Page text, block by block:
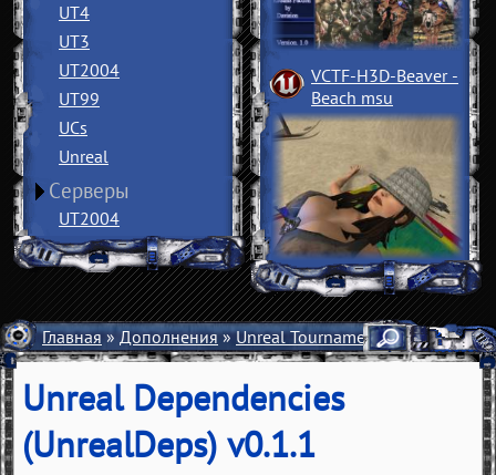
UT4
UT3
UT2004
UT99
UCs
Unreal
Серверы
UT2004
VCTF-H3D-Beaver ­
Beach msu
Главная»Дополнения»Unreal Tournament 3»Разное»
Unreal Dependencies
(UnrealDeps) v0.1.1